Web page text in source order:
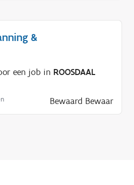
&
een job in ROOSDAAL
Bewaard Bewaar